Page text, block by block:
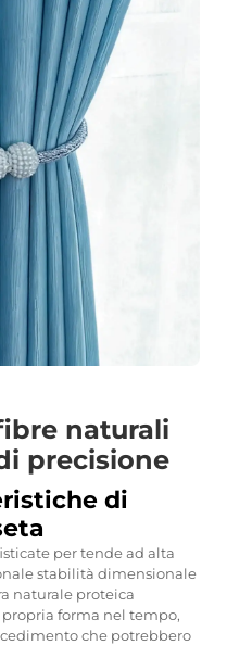
naturali
precisione
di
pertende ad alta
stabilità dimensionale
naturale proteica
forma nel tempo,
che potrebbero